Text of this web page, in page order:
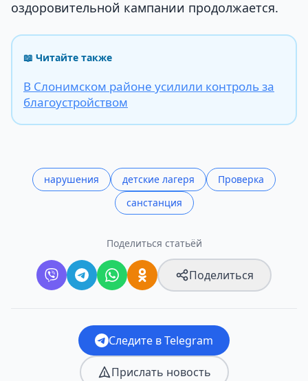
оздоровительной кампании продолжается.
📖 Читайте также
В Слонимском районе усилили контроль за
благоустройством
нарушения детские лагеря
Проверка
санстанция
Поделиться статьёй
Поделиться
Следите в Telegram
Прислать новость